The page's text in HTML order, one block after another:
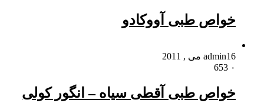
خواص طبی آووکادو
admin16 می , 2011
۰
خواص طبی آقطی سیاه – انگور کولی